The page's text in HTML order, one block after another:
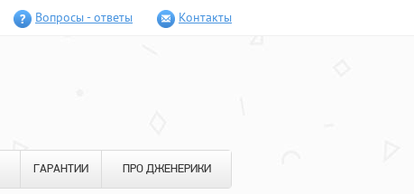
Вопросы - ответы Контакты
ГАРАНТИИ ПРО ДЖЕНЕРИКИ